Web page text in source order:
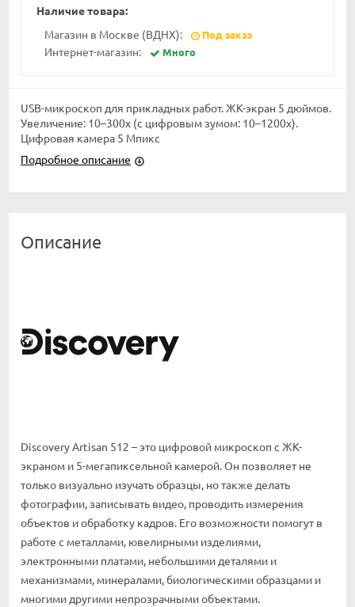
Наличие товара:
Магазин в Москве (ВДНХ):
Под заказ
Интернет-магазин: Много
USB-микроскоп для прикладных работ. ЖК-экран 5 дюймов.
Увеличение: 10–300x (с цифровым зумом: 10–1200х).
Цифровая камера 5 Мпикс
Подробное описание
Описание
Discovery Artisan 512 – это цифровой микроскоп с ЖК-
экраном и 5-мегапиксельной камерой. Он позволяет не
только визуально изучать образцы, но также делать
фотографии, записывать видео, проводить измерения
объектов и обработку кадров. Его возможности помогут в
работе с металлами, ювелирными изделиями,
электронными платами, небольшими деталями и
механизмами, минералами, биологическими образцами и
многими другими непрозрачными объектами.